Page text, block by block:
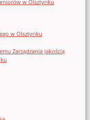
w Olsztynku
w Olsztynku
Zarządzania Jakością